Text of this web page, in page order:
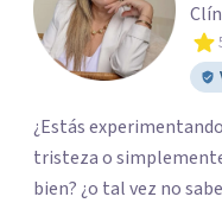
¿Estás experimentando preocupaciones, agotamiento,
tristeza o
bien? ¿o tal vez no sabes cómo ponerlo en palabras.? En